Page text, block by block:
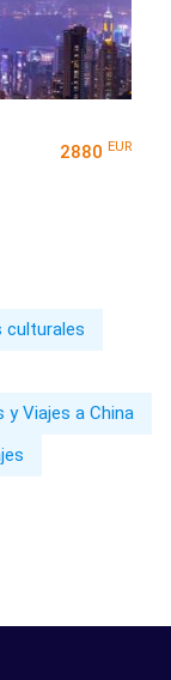
2880 EUR
culturales
y Viajes a China